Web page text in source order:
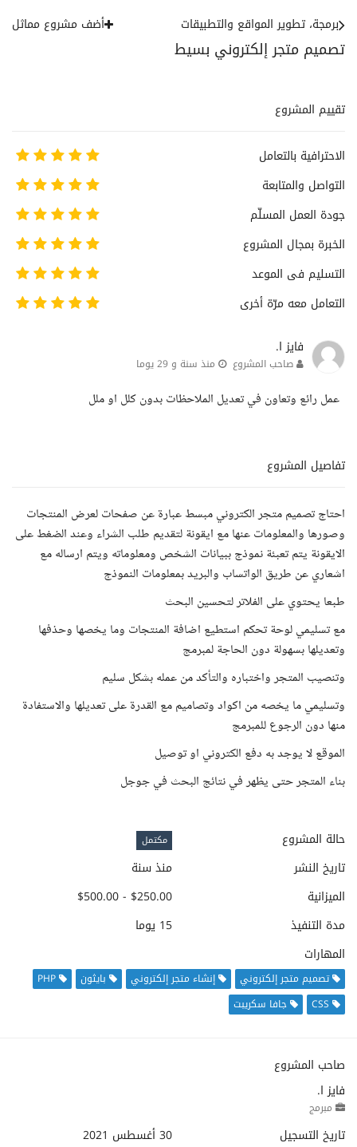
تصميم متجر إلكتروني بسيط
برمجة، تطوير المواقع والتطبيقات أضف مشروع مماثل
تقييم المشروع
الاحترافية بالتعامل
التواصل والمتابعة
جودة العمل المسلّم
الخبرة بمجال المشروع
التسليم فى الموعد
التعامل معه مرّة أخرى
فايز ا.
صاحب المشروع منذ سنة و 29 يوما
عمل رائع وتعاون في تعديل الملاحظات بدون كلل او ملل
تفاصيل المشروع
احتاج تصميم متجر الكتروني مبسط عبارة عن صفحات لعرض المنتجات
وصورها والمعلومات عنها مع ايقونة لتقديم طلب الشراء وعند الضغط على
الايقونة يتم تعبئة نموذج ببيانات الشخص ومعلوماته ويتم ارساله مع
اشعاري عن طريق الواتساب والبريد بمعلومات النموذج
طبعا يحتوي على الفلاتر لتحسين البحث
مع تسليمي لوحة تحكم استطيع اضافة المنتجات وما يخصها وحذفها
وتعديلها بسهولة دون الحاجة لمبرمج
وتنصيب المتجر واختباره والتأكد من عمله بشكل سليم
وتسليمي ما يخصه من اكواد وتصاميم مع القدرة على تعديلها والاستفادة
منها دون الرجوع للمبرمج
الموقع لا يوجد به دفع الكتروني او توصيل
بناء المتجر حتى يظهر في نتائج البحث في جوجل
حالة المشروع مكتمل
تاريخ النشر
منذ سنة
الميزانية
$250.00 - $500.00
مدة التنفيذ
15 يوما
المهارات
تصميم متجر إلكتروني إنشاء متجر إلكتروني بايثون
PHP
CSS
جافا سكريبت
صاحب المشروع
فايز ا.
مبرمج
تاريخ التسجيل
30 أغسطس 2021